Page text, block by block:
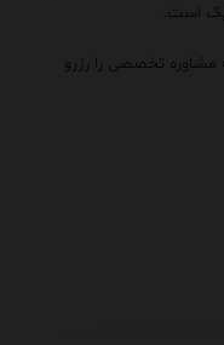
است.
تخصصی را رزرو